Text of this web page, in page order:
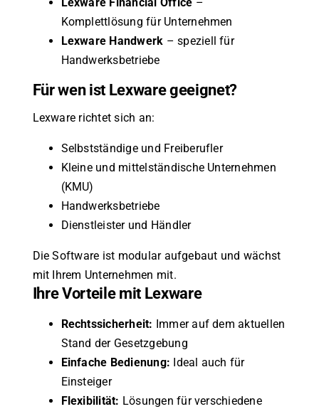
Komplettlösung für Unternehmen
Lexware Handwerk – speziell für
Handwerksbetriebe
Für wen ist Lexware geeignet?
Lexware richtet sich an:
Selbstständige und Freiberufler
Kleine und mittelständische Unternehmen
(KMU)
Handwerksbetriebe
Dienstleister und Händler
Die Software ist modular aufgebaut und wächst
mit Ihrem Unternehmen mit.
Ihre Vorteile mit Lexware
Rechtssicherheit: Immer auf dem aktuellen
Stand der Gesetzgebung
Einfache Bedienung: Ideal auch für
Einsteiger
Flexibilität: Lösungen für verschiedene